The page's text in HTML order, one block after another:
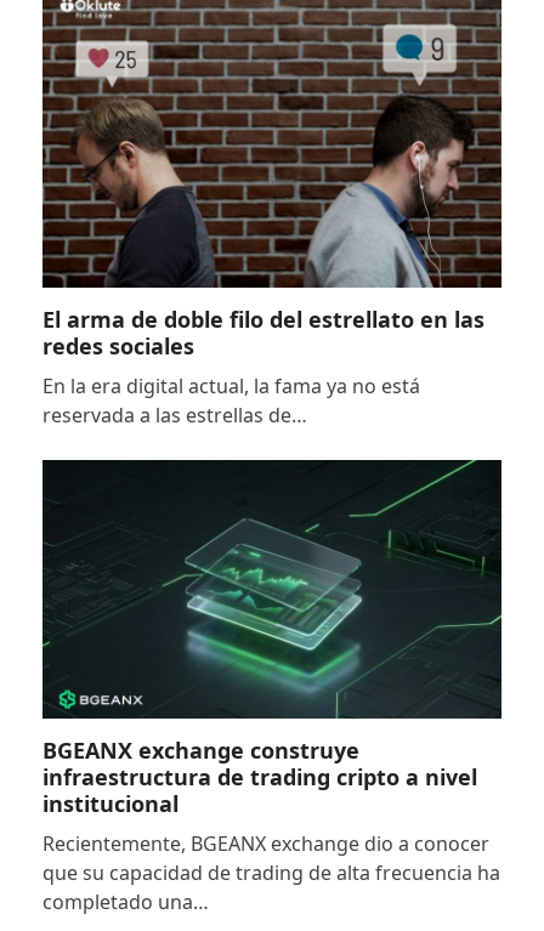
El arma de doble filo del estrellato en las
redes sociales
En la era digital actual, la fama ya no está
reservada a las estrellas de…
BGEANX exchange construye
infraestructura de trading cripto a nivel
institucional
Recientemente, BGEANX exchange dio a conocer
que su capacidad de trading de alta frecuencia ha
completado una…